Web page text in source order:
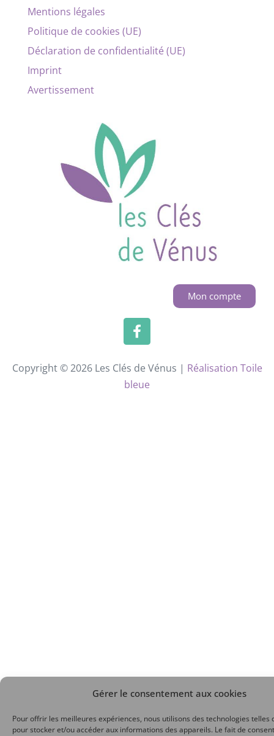
Gérer le consentement aux cookies
Pour offrir les meilleures expériences, nous utilisons des technologies telles
pour stocker et/ou accéder aux informations des appareils. Le fait de
Mentions légales
Politique de cookies (UE)
Déclaration de confidentialité (UE)
Imprint
Avertissement
Mon compte
Copyright © 2026 Les Clés de Vénus | Réalisation Toile
bleue